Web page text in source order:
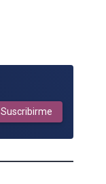
Suscribirme